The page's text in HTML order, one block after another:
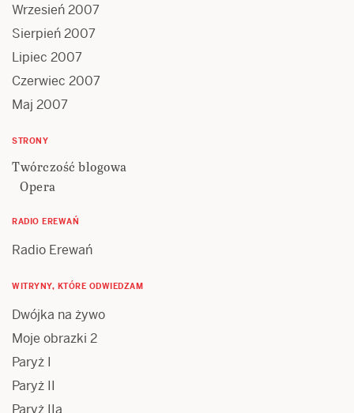
Wrzesień 2007
Sierpień 2007
Lipiec 2007
Czerwiec 2007
Maj 2007
STRONY
Twórczość blogowa
Opera
RADIO EREWAŃ
Radio Erewań
WITRYNY, KTÓRE ODWIEDZAM
Dwójka na żywo
Moje obrazki 2
Paryż I
Paryż II
Paryż IIa